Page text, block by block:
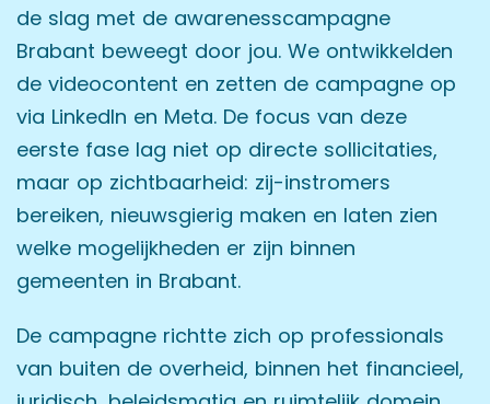
de slag met de awarenesscampagne
Brabant beweegt door jou. We ontwikkelden
de videocontent en zetten de campagne op
via LinkedIn en Meta. De focus van deze
eerste fase lag niet op directe sollicitaties,
maar op zichtbaarheid: zij-instromers
bereiken, nieuwsgierig maken en laten zien
welke mogelijkheden er zijn binnen
gemeenten in Brabant.
De campagne richtte zich op professionals
van buiten de overheid, binnen het financieel,